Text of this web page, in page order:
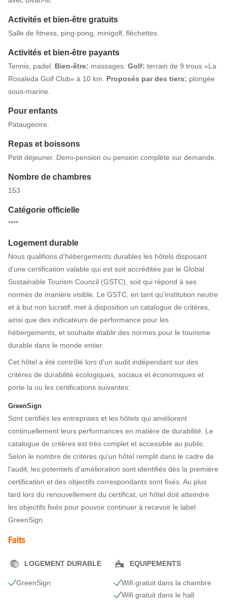
Activités et bien-être gratuits
Salle de fitness, ping-pong, minigolf, fléchettes.
Activités et bien-être payants
Tennis, padel. Bien-être: massages. Golf: terrain de 9 trous «La
Rosaleda Golf Club» à 10 km. Proposés par des tiers: plongée
sous-marine.
Pour enfants
Pataugeoire.
Repas et boissons
Petit déjeuner. Demi-pension ou pension complète sur demande.
Nombre de chambres
153
Catégorie officielle
****
Logement durable
Nous qualifions d'hébergements durables les hôtels disposant
d'une certification valable qui est soit accréditée par le Global
Sustainable Tourism Council (GSTC), soit qui répond à ses
normes de manière visible. Le GSTC, en tant qu'institution neutre
et à but non lucratif, met à disposition un catalogue de critères,
ainsi que des indicateurs de performance pour les
hébergements, et souhaite établir des normes pour le tourisme
durable dans le monde entier.
Cet hôtel a été contrôlé lors d'un audit indépendant sur des
critères de durabilité écologiques, sociaux et économiques et
porte la ou les certifications suivantes:
GreenSign
Sont certifiés les entreprises et les hôtels qui améliorent
continuellement leurs performances en matière de durabilité. Le
catalogue de critères est très complet et accessible au public.
Selon le nombre de critères qu'un hôtel remplit dans le cadre de
l'audit, les potentiels d'amélioration sont identifiés dès la première
certification et des objectifs correspondants sont fixés. Au plus
tard lors du renouvellement du certificat, un hôtel doit atteindre
les objectifs fixés pour pouvoir continuer à recevoir le label
GreenSign.
Faits
LOGEMENT DURABLE
GreenSign
EQUIPEMENTS
Wifi gratuit dans la chambre
Wifi gratuit dans le hall